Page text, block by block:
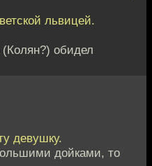
львицей.
(Колян?) обидел
девушку.
дойками, то